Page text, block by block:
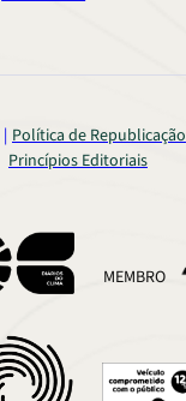
Política de Republicação
Princípios Editoriais
MEMBRO